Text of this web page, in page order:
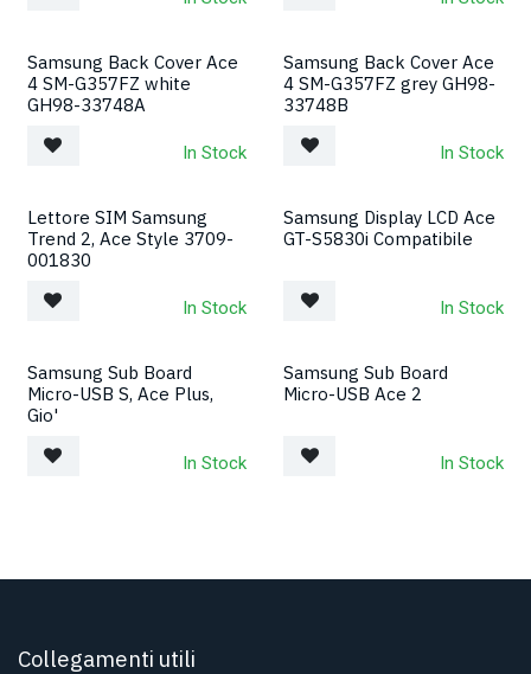
Samsung Back Cover Ace
4 SM-G357FZ white
GH98-33748A
In Stock
Samsung Back Cover Ace
4 SM-G357FZ grey GH98-
33748B
In Stock
Lettore SIM Samsung
Trend 2, Ace Style 3709-
001830
In Stock
Samsung Display LCD Ace
GT-S5830i Compatibile
In Stock
Samsung Sub Board
Micro-USB S, Ace Plus,
Gio'
In Stock
Samsung Sub Board
Micro-USB Ace 2
In Stock
Collegamenti utili